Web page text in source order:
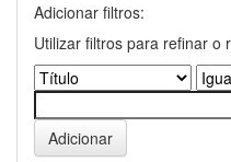
Adicionar filtros:
Utilizar filtros para refinar o